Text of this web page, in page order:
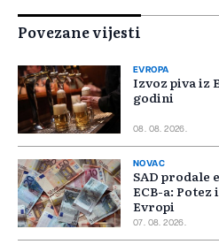
Povezane vijesti
EVROPA
Izvoz piva iz
godini
08. 08. 2026.
NOVAC
SAD prodale
ECB-a:
Evropi
07. 08. 2026.